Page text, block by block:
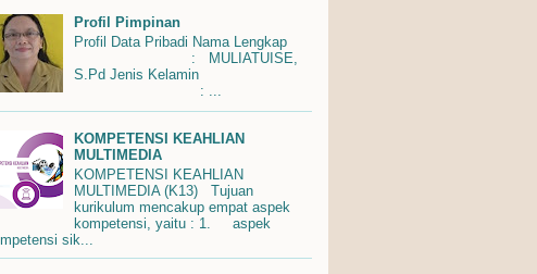
Profil Pimpinan
Profil Data Pribadi Nama Lengkap
: MULIATUISE,
S.Pd Jenis Kelamin
: ...
KOMPETENSI KEAHLIAN
MULTIMEDIA
KOMPETENSI KEAHLIAN
MULTIMEDIA (K13) Tujuan
kurikulum mencakup empat aspek
kompetensi, yaitu : 1. aspek
sik...